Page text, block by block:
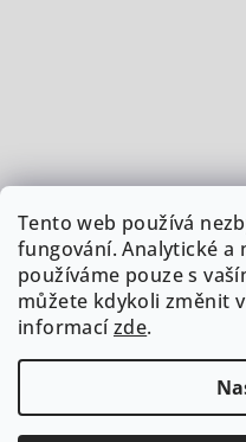
Tento web používá
fungování. Analytické a
používáme pouze s
můžete kdykoli změnit
informacízde.